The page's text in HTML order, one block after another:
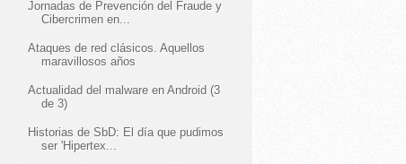
Jornadas de Prevención del Fraude y
Cibercrimen en...
Ataques de red clásicos. Aquellos
maravillosos años
Actualidad del malware en Android (3
de 3)
Historias de SbD: El día que pudimos
ser 'Hipertex...